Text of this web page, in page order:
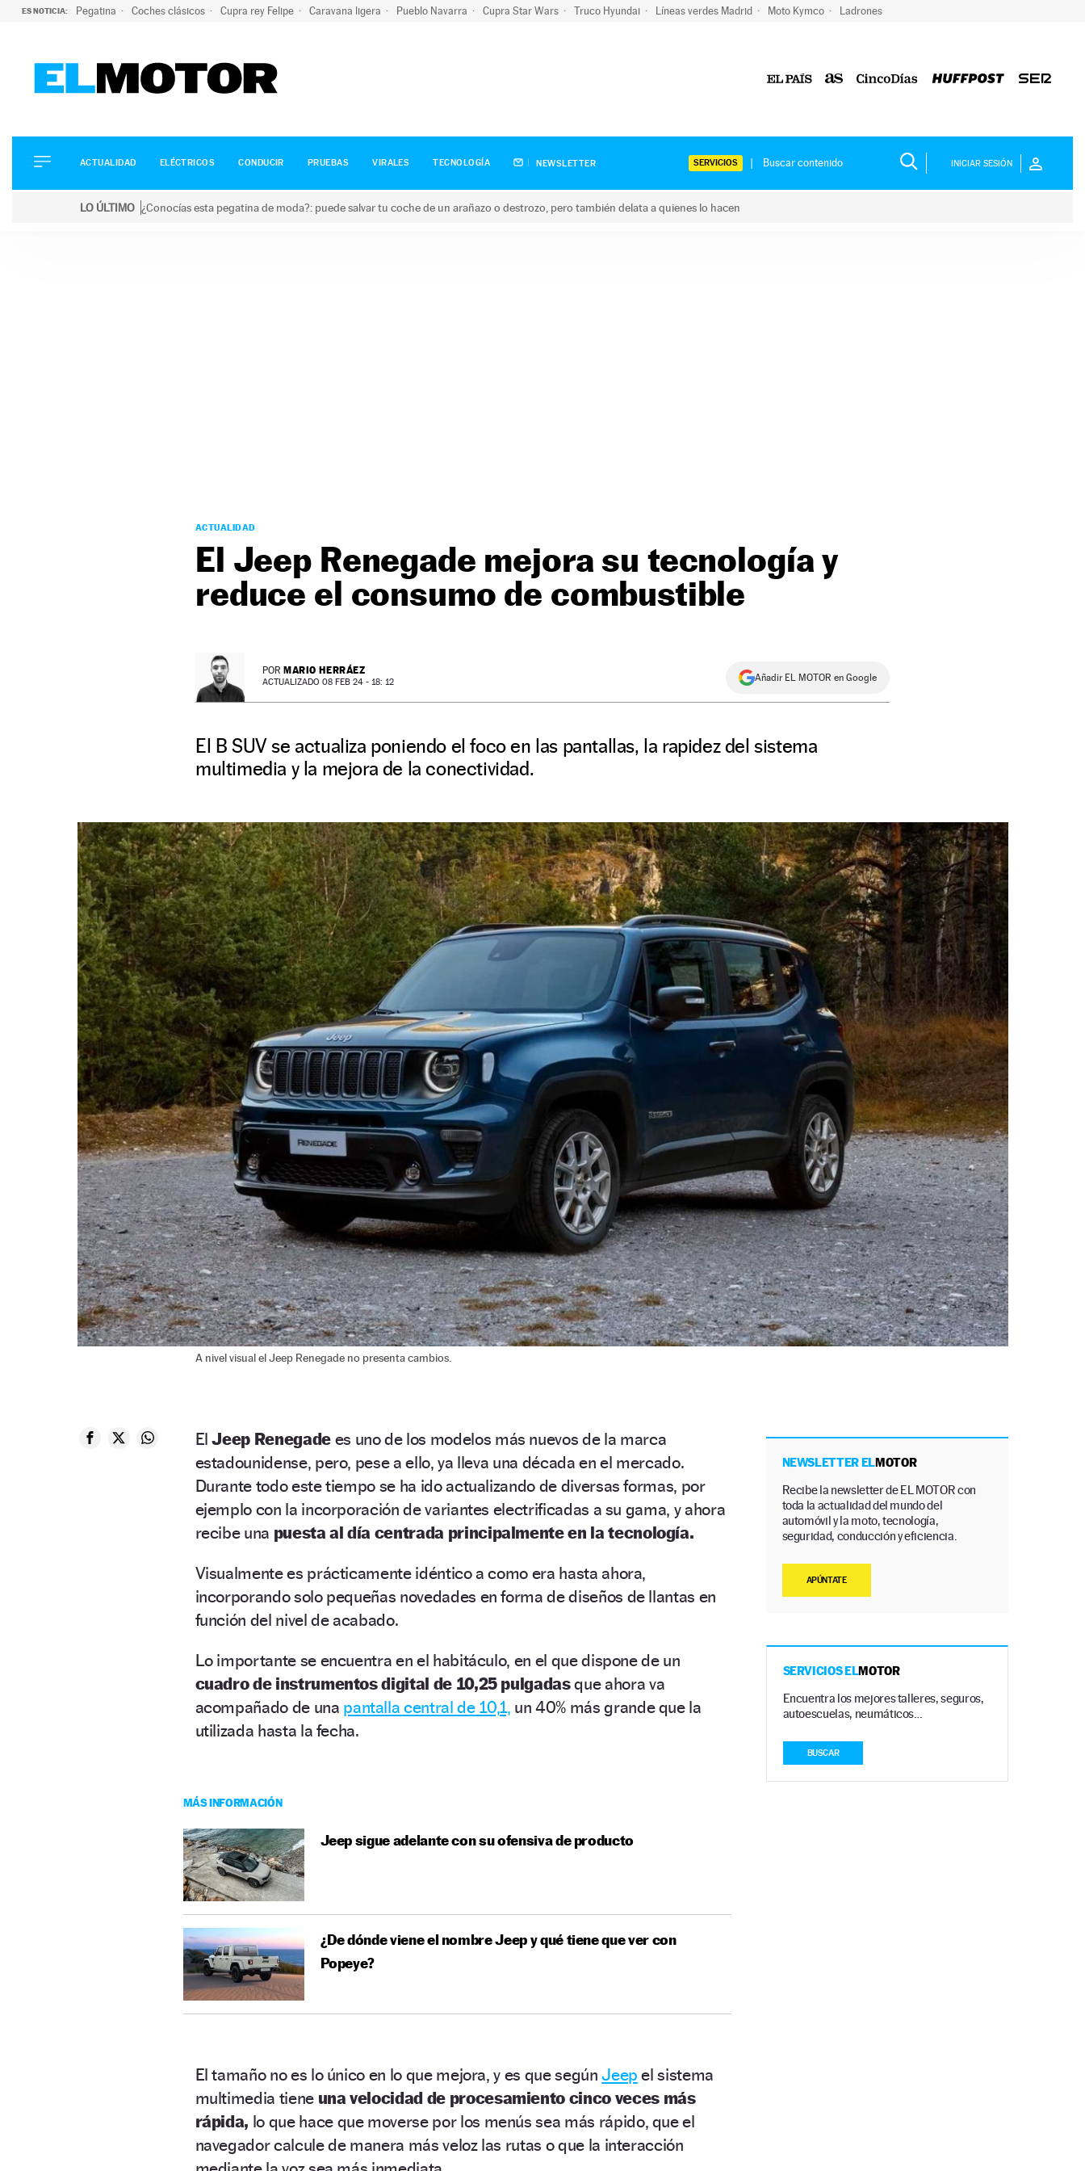
ES NOTICIA: Pegatina Coches clásicos Cupra rey Felipe Caravana ligera Pueblo Navarra Cupra Star Wars Truco Hyundai Líneas verdes Madrid Moto Kymco Ladrones
ELÉCTRICOS
CONDUCIR
ACTUALIDAD ELÉCTRICOS CONDUCIR PRUEBAS VIRALES TECNOLOGÍA NEWSLETTER SERVICIOS INICIAR SESIÓN
LO ÚLTIMO ¿Conocías esta pegatina de moda?: puede salvar tu coche de un arañazo o destrozo, pero también delata a quienes lo hacen
ACTUALIDAD
El Jeep Renegade mejora su tecnología y
reduce el consumo de combustible
POR MARIO HERRÁEZ
ACTUALIZADO 08 FEB 24 - 18: 12 Añadir EL MOTOR en Google
El B SUV se actualiza poniendo el foco en las pantallas, la rapidez del sistema
multimedia y la mejora de la conectividad.
A nivel visual el Jeep Renegade no presenta cambios.
ElJeep Renegadees uno de los modelos más nuevos de la marca
estadounidense, pero, pese a ello, ya lleva una década en el mercado.
Durante todo este tiempo se ha ido actualizando de diversas formas, por
ejemplo con la incorporación de variantes electrificadas a su gama, y ahora
recibe una puesta al día centrada principalmente en la tecnología.
Visualmente es prácticamente idéntico a como era hasta ahora,
incorporando solo pequeñas novedades en forma de diseños de llantas en
función del nivel de acabado.
Lo importante se encuentra en el habitáculo, en el que dispone de un
cuadro de instrumentos digital de 10,25 pulgadasque ahora va
acompañado de una pantalla central de 10,1, un 40% más grande que la
utilizada hasta la fecha.
MÁS INFORMACIÓN
Jeep sigue adelante con su ofensiva de producto
¿De dónde viene el nombre Jeep y qué tiene que ver con
Popeye?
El tamaño no es lo único en lo que mejora, y es que segúnJeep el sistema
multimedia tiene una velocidad de procesamiento cinco veces más
rápida, lo que hace que moverse por los menús sea más rápido, que el
navegador calcule de manera más veloz las rutas o que la interacción
NEWSLETTER ELMOTOR
Recibe la newsletter de EL MOTOR con
toda la actualidad del mundo del
automóvil y la moto, tecnología,
seguridad, conducción y eficiencia.
APÚNTATE
SERVICIOS ELMOTOR
Encuentra los mejores talleres, seguros,
autoescuelas, neumáticos…
BUSCAR